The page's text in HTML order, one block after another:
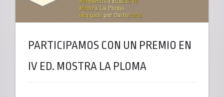
PARTICIPAMOS CON UN PREMIO EN
IV ED. MOSTRA LA PLOMA